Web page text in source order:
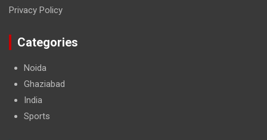
Privacy Policy
Categories
Noida
Ghaziabad
India
Sports